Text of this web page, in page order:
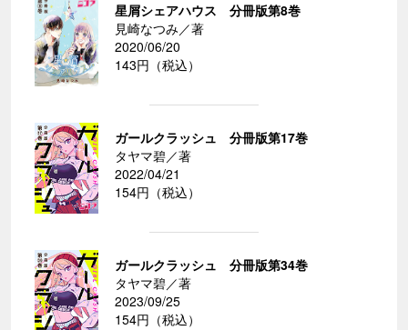
星屑シェアハウス 分冊版第8巻
見崎なつみ／著
2020/06/20
143円（税込）
ガールクラッシュ 分冊版第17巻
タヤマ碧／著
2022/04/21
154円（税込）
ガールクラッシュ 分冊版第34巻
タヤマ碧／著
2023/09/25
154円（税込）